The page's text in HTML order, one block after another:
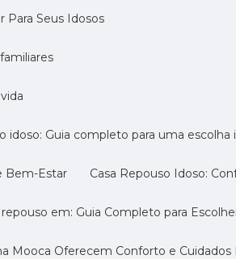
Para Seus Idosos
o idoso: Guia completo para uma escolha
Bem-Estar Casa Repouso Idoso:
repouso em: Guia Completo para
Mooca Oferecem Conforto e Cuidados